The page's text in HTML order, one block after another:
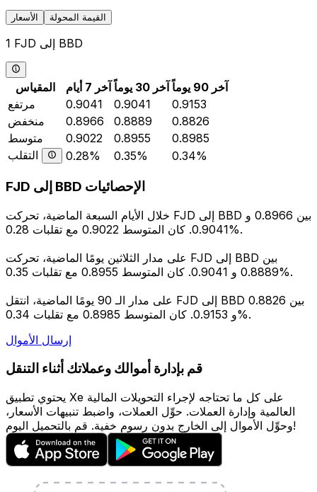
الأسعار القيمة المحولة
1 FJD إلى BBD
المقياس آخر 7 أيام آخر 30 يوماً
آخر 90 يوماً
مرتفع
0.9041 0.9041
0.9153
منخفض
0.8966 0.8889
0.8826
متوسط
0.9022 0.8955
0.8985
التقلب
0.28% 0.35% 0.34%
FJD إلى BBD الإحصائيات
خلال الأيام السبعة الماضية، تحركت FJD إلى BBD بين 0.8966 و
0.9041. كان المتوسط 0.9022 مع تقلبات 0.28%.
على مدار الثلاثين يومًا الماضية، تحركت FJD إلى BBD بين
0.8889 و 0.9041. كان المتوسط 0.8955 مع تقلبات 0.35%.
على مدار الـ 90 يومًا الماضية، انتقل FJD إلى BBD بين 0.8826
و 0.9153. كان المتوسط 0.8985 مع تقلبات 0.34%.
إرسال الأموال
قم بإدارة أموالك وعملاتك أثناء التنقل
يحتوي تطبيق Xe على كل ما تحتاجه لإجراء التحويلات المالية
العالمية وإدارة العملات. حوِّل العملات، واضبط تنبيهات الأسعار،
وحوِّل الأموال إلى الخارج بدون رسوم خفية. قم بالتحميل اليوم!